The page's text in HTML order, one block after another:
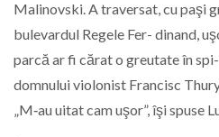
Malinovski. A traversat, cu paşi
bulevardul Regele Fer- dinand,
parcă ar fi cărat o greutate în
domnului violonist Francisc
„M‑au uitat cam uşor”, îşi spuse